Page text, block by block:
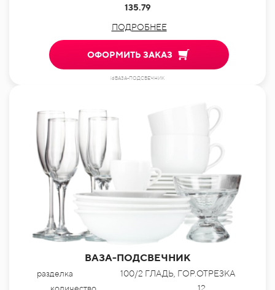
135.79
ПОДРОБНЕЕ
ОФОРМИТЬ ЗАКАЗ
idВАЗА-ПОДСВЕЧНИК
ВАЗА-ПОДСВЕЧНИК
разделка
100/2 ГЛАДЬ, ГОР.ОТРЕЗКА